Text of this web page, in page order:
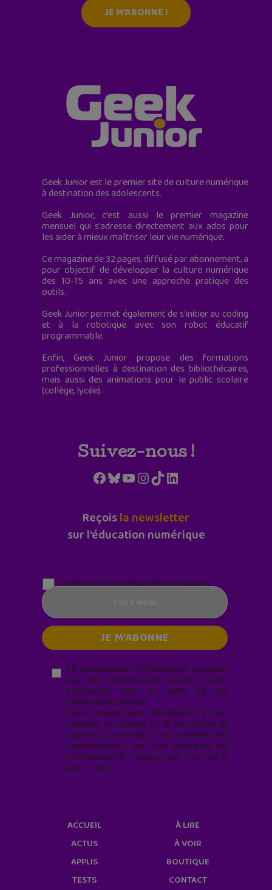
JE M'ABONNE !
Geek Junior est le premier site de culture numérique
à destination des adolescents.
Geek Junior, c’est aussi le premier magazine
mensuel qui s’adresse directement aux ados pour
les aider à mieux maîtriser leur vie numérique.
Ce magazine de 32 pages, diffusé par abonnement, a
pour objectif de développer la culture numérique
des 10-15 ans avec une approche pratique des
outils.
Geek Junior permet également de s'initier au coding
et à la robotique avec son robot éducatif
programmable.
Enfin, Geek Junior propose des formations
professionnelles à destination des bibliothécaires,
mais aussi des animations pour le public scolaire
(collège, lycée).
Suivez-nous !
Facebook
Bluesky
YouTube
Instagram
TikTokLinkedIn
Reçoisla newsletter
sur l'éducation numérique
Parentalité numérique (le lundi matin)
En soumettant ce formulaire, j’accepte
que les informations saisies soient
exploitées* dans le cadre de ma
demande de contact.
Vous pouvez vous désabonner à tout
moment en cliquant sur le lien en bas de
page de nos emails. Pour obtenir plus
d'informations sur nos pratiques de
confidentialité, rendez-vous sur notre
site web
ACCUEIL
ACTUS
APPLIS
TESTS
À LIRE
À VOIR
BOUTIQUE
CONTACT